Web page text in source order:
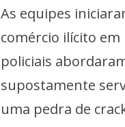
As equipes
comércio ilícito
policiais
supostamente
uma pedra de